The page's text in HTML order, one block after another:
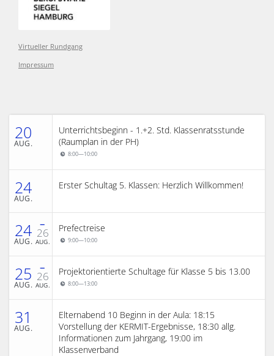
Virtueller Rundgang
Impressum
20
AUG.
Unterrichtsbeginn - 1.+2. Std. Klassenratsstunde
(Raumplan in der PH)
8:00—10:00
24
AUG.
Erster Schultag 5. Klassen: Herzlich Willkommen!
24
AUG.
–
26
AUG.
Prefectreise
9:00—10:00
25
AUG.
–
26
AUG.
Projektorientierte Schultage für Klasse 5 bis 13.00
8:00—13:00
31
AUG.
Elternabend 10 Beginn in der Aula: 18:15
Vorstellung der KERMIT-Ergebnisse, 18:30 allg.
Informationen zum Jahrgang, 19:00 im
Klassenverband